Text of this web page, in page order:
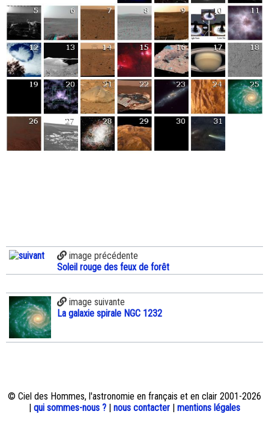
image précédente
Soleil rouge des feux de forêt
image suivante
La galaxie spirale NGC 1232
© Ciel des Hommes, l'astronomie en français et en clair 2001-2026
qui sommes-nous ? nous contacter mentions légales